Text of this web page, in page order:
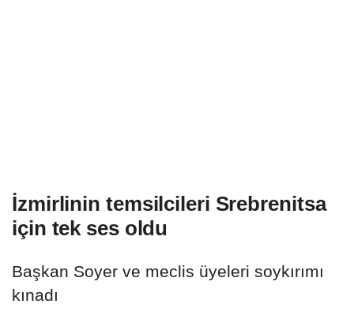
İzmirlinin temsilcileri Srebrenitsa
için tek ses oldu
Başkan Soyer ve meclis üyeleri soykırımı
kınadı